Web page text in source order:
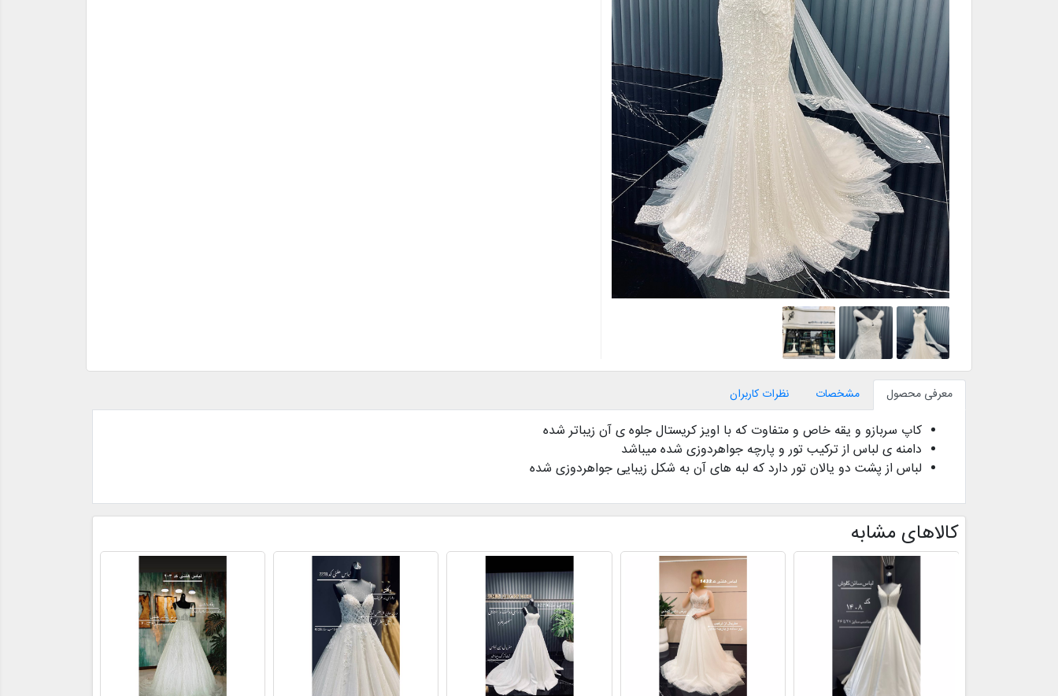
معرفی محصول مشخصات نظرات کاربران
کاپ سربازو و یقه خاص و متفاوت که با اویز کریستال جلوه ی آن زیباتر شده
دامنه ی لباس از ترکیب تور و پارچه جواهردوزی شده میباشد
لباس از پشت دو یالان تور دارد که لبه های آن به شکل زیبایی جواهردوزی شده
کالاهای مشابه